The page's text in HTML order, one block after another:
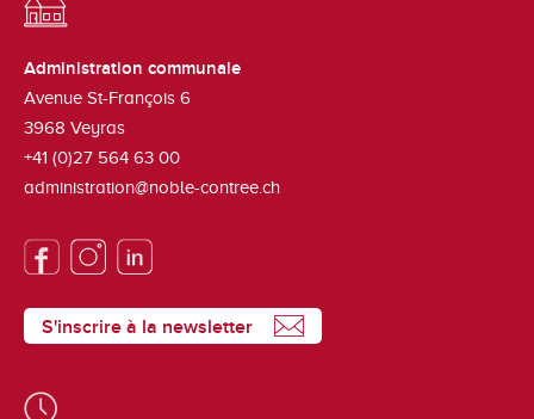
Administration communale
Avenue St-François 6
3968 Veyras
+41 (0)27 564 63 00
administration@noble-contree.ch
S'inscrire à la newsletter